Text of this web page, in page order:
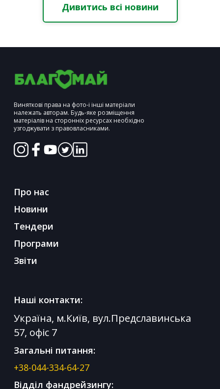
Дивитись всі новини
Виняткові права на фото-і інші матеріали
належать авторам. Будь-яке розміщення
матеріалів на сторонніх ресурсах необхідно
узгоджувати з правовласниками.
Про нас
Новини
Тендери
Програми
Звіти
Наші контакти:
Україна, м.Київ, вул.Предславинська
57, офіс 7
Загальні питання:
+38-044-334-64-27
Відділ фандрейзингу: